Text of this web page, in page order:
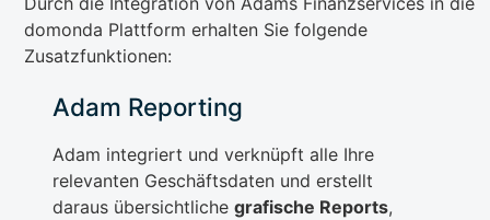
domonda Plattform erhalten Sie folgende
Zusatzfunktionen:
Adam Reporting
Adam integriert und verknüpft alle Ihre
relevanten Geschäftsdaten und erstellt
daraus übersichtliche grafische Reports,